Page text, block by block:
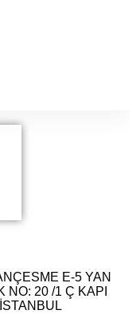
E-5 YAN
NO: 20 /1 Ç KAPI